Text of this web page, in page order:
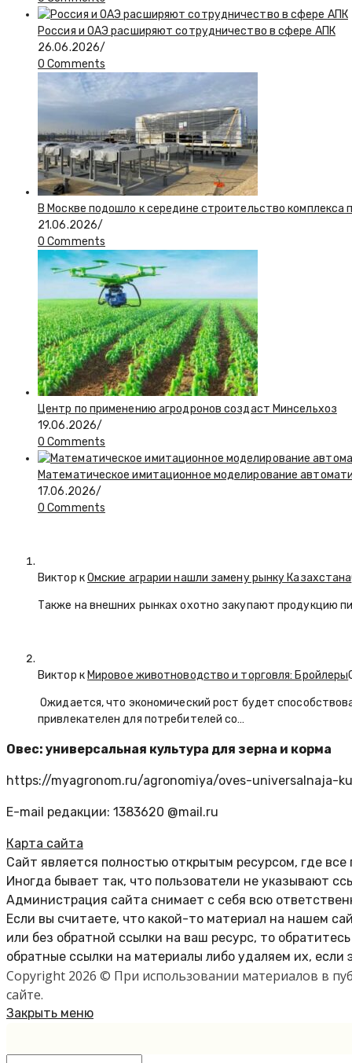
Россия и ОАЭ расширяют сотрудничество в сфере АПК
26.06.2026/
0 Comments
В Москве подошло к середине строительство комплекса
21.06.2026/
0 Comments
Центр по применению агродронов создаст Минсельхоз
19.06.2026/
0 Comments
Математическое имитационное моделирование
17.06.2026/
0 Comments
Виктор кОмские аграрии нашли замену рынку Казахстана
Также на внешних рынках охотно закупают продукцию
Виктор к Мировое животноводство и торговля: Бройлеры
Ожидается, что экономический рост будет
привлекателен для потребителей со…
Овес: универсальная культура для зерна и корма
https://myagronom.ru/agronomiya/oves-universalnaja-
E-mail редакции: 1383620 @mail.ru
Карта сайта
Сайт является полностью открытым ресурсом, где
Иногда бывает так, что пользователи не указывают
Администрация сайта снимает с себя всю
Если вы считаете, что какой-то материал на нашем
или без обратной ссылки на ваш ресурс, то
обратные ссылки на материалы либо удаляем их, если
Copyright 2026 © При использовании материалов в
сайте.
Закрыть меню